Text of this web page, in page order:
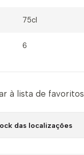
75cl
6
à lista de favoritos
das localizações